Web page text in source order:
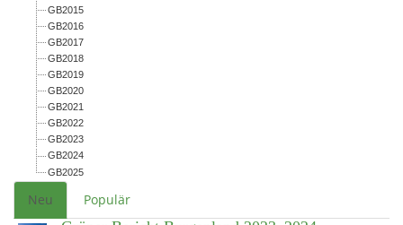
GB2015
GB2016
GB2017
GB2018
GB2019
GB2020
GB2021
GB2022
GB2023
GB2024
GB2025
Neu Populär